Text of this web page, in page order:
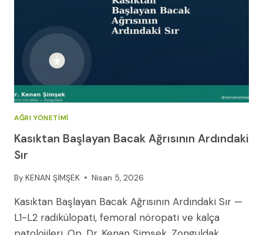
AĞRI YÖNETIMI
Kasıktan Başlayan Bacak Ağrısının Ardındaki
Sır
By KENAN ŞİMŞEK Nisan 5, 2026
Kasıktan Başlayan Bacak Ağrısının Ardındaki Sır —
L1-L2 radikülopati, femoral nöropati ve kalça